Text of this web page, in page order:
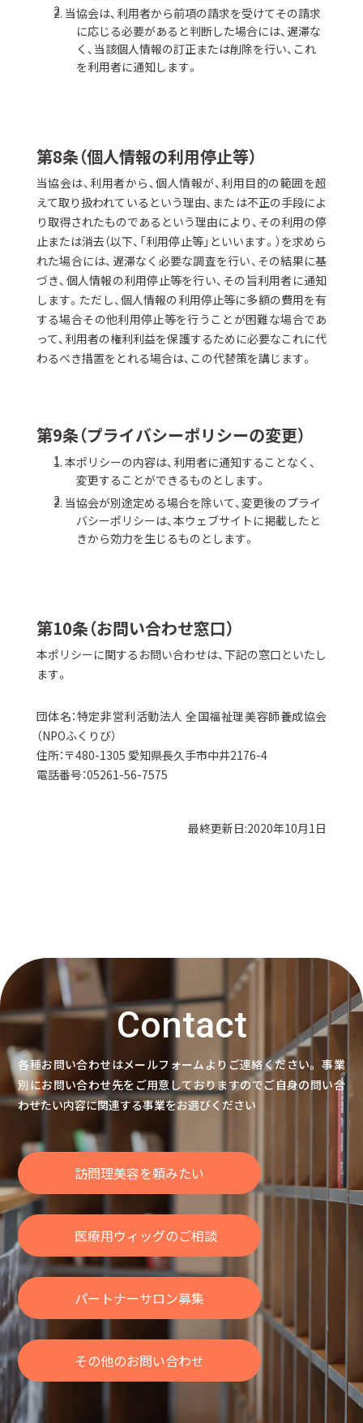
当協会は、利用者から前項の請求を受けてその請求
に応じる必要があると判断した場合には、遅滞な
く、当該個人情報の訂正または削除を行い、これ
を利用者に通知します。
第8条（個人情報の利用停止等）
当協会は、利用者から、個人情報が、利用目的の範囲を超
えて取り扱われているという理由、または不正の手段によ
り取得されたものであるという理由により、その利用の停
止または消去（以下、「利用停止等」といいます。）を求めら
れた場合には、遅滞なく必要な調査を行い、その結果に基
づき、個人情報の利用停止等を行い、その旨利用者に通知
します。ただし、個人情報の利用停止等に多額の費用を有
する場合その他利用停止等を行うことが困難な場合であ
って、利用者の権利利益を保護するために必要なこれに代
わるべき措置をとれる場合は、この代替策を講じます。
第9条（プライバシーポリシーの変更）
本ポリシーの内容は、利用者に通知することなく、
変更することができるものとします。
当協会が別途定める場合を除いて、変更後のプライ
バシーポリシーは、本ウェブサイトに掲載したと
きから効力を生じるものとします。
第10条（お問い合わせ窓口）
本ポリシーに関するお問い合わせは、下記の窓口といたし
ます。
団体名：特定非営利活動法人 全国福祉理美容師養成協会
（NPOふくりび）
住所：〒480-1305 愛知県長久手市中井2176-4
電話番号：05261-56-7575
最終更新日:2020年10月1日
Contact
各種お問い合わせはメールフォームよりご連絡ください。 事業
別にお問い合わせ先をご用意しておりますのでご自身の問い合
わせたい内容に関連する事業をお選びください
訪問理美容を頼みたい
医療用ウィッグのご相談
パートナーサロン募集
その他のお問い合わせ